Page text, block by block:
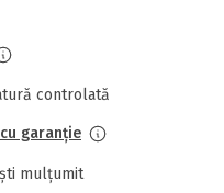
controlată
garanție
mulțumit